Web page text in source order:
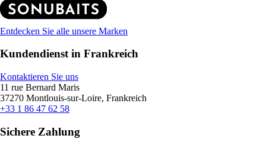
Entdecken Sie alle unsere Marken
Kundendienst in Frankreich
Kontaktieren Sie uns
11 rue Bernard Maris
37270 Montlouis-sur-Loire, Frankreich
+33 1 86 47 62 58
Sichere Zahlung